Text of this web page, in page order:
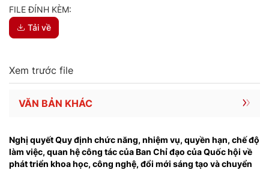
FILE ĐÍNH KÈM:
Tải về
Xem trước file
VĂN BẢN KHÁC
Nghị quyết Quy định chức năng, nhiệm vụ, quyền hạn, chế độ
làm việc, quan hệ công tác của Ban Chỉ đạo của Quốc hội về
phát triển khoa học, công nghệ, đổi mới sáng tạo và chuyển